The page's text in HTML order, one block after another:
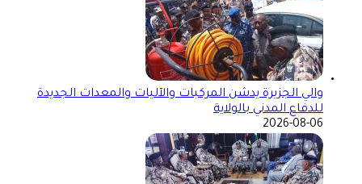
والي الجزيرة يدشن المركبات والآليات والمعدات الجديدة
للدفاع المدني بالولاية
2026-08-06